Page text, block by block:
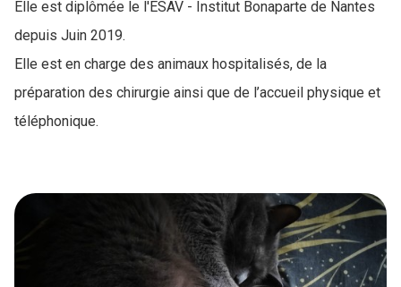
Elle est diplômée le l'ESAV - Institut Bonaparte de Nantes
depuis Juin 2019.
Elle est en charge des animaux hospitalisés, de la
préparation des chirurgie ainsi que de l’accueil physique et
téléphonique.